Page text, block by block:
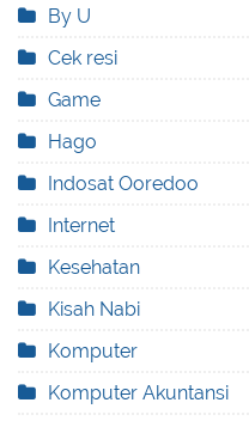
By U
Cek resi
Game
Hago
Indosat Ooredoo
Internet
Kesehatan
Kisah Nabi
Komputer
Komputer Akuntansi